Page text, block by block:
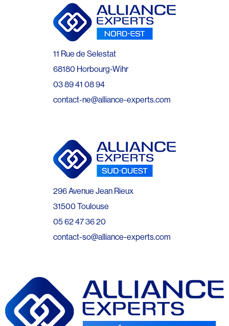
11 Rue de Selestat
68180 Horbourg-Wihr
03 89 41 08 94
contact-ne@alliance-experts.com
296 Avenue Jean Rieux
31500 Toulouse
05 62 47 36 20
contact-so@alliance-experts.com